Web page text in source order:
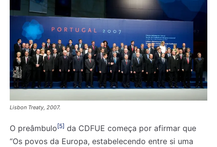
Lisbon Treaty, 2007.
O preâmbulo[5] da CDFUE começa por afirmar que
“Os povos da Europa, estabelecendo entre si uma